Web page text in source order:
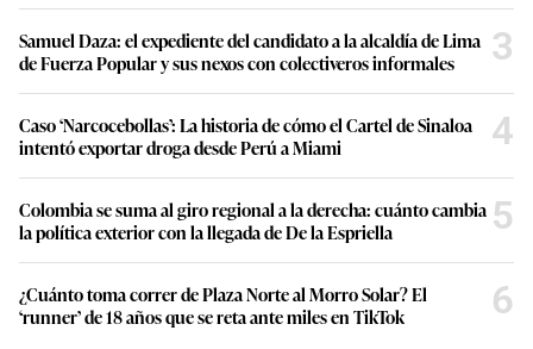
Samuel Daza: el expediente del candidato a la alcaldía de Lima
de Fuerza Popular y sus nexos con colectiveros informales
3
Caso ‘Narcocebollas’: La historia de cómo el Cartel de Sinaloa
intentó exportar droga desde Perú a Miami
4
Colombia se suma al giro regional a la derecha: cuánto cambia
la política exterior con la llegada de De la Espriella
5
¿Cuánto toma correr de Plaza Norte al Morro Solar? El
‘runner’ de 18 años que se reta ante miles en TikTok
6